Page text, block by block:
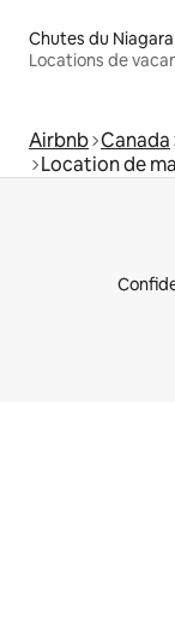
Chutes du Niagara
Locations de
Airbnb Canada
Location de